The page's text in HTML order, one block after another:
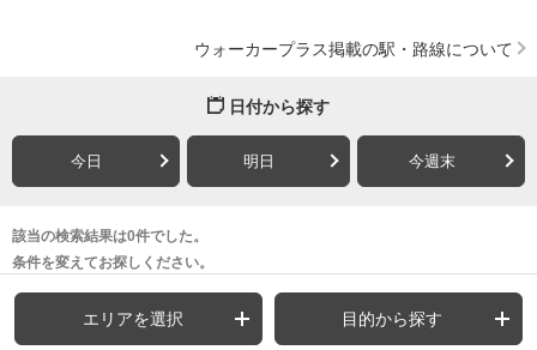
ウォーカープラス掲載の駅・路線について
日付から探す
今日 明日 今週末
該当の検索結果は0件でした。
条件を変えてお探しください。
エリアを選択 目的から探す